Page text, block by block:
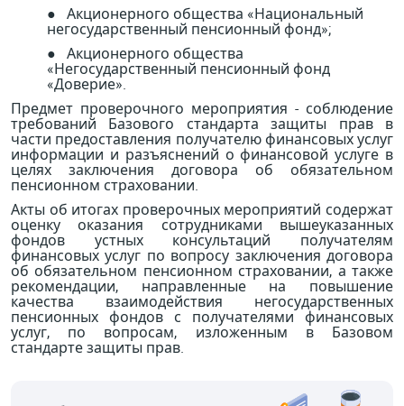
● Акционерного общества «Национальный
негосударственный пенсионный фонд»;
● Акционерного общества
«Негосударственный пенсионный фонд
«Доверие».
Предмет проверочного мероприятия - соблюдение
требований Базового стандарта защиты прав в
части предоставления получателю финансовых услуг
информации и разъяснений о финансовой услуге в
целях заключения договора об обязательном
пенсионном страховании.
Акты об итогах проверочных мероприятий содержат
оценку оказания сотрудниками вышеуказанных
фондов устных консультаций получателям
финансовых услуг по вопросу заключения договора
об обязательном пенсионном страховании, а также
рекомендации, направленные на повышение
качества взаимодействия негосударственных
пенсионных фондов с получателями финансовых
услуг, по вопросам, изложенным в Базовом
стандарте защиты прав.